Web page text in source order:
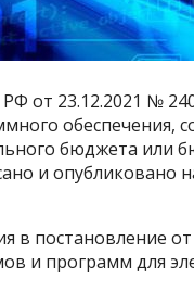
от 23.12.2021 №
обеспечения,
бюджета или
и опубликовано
в постановление
и программ для